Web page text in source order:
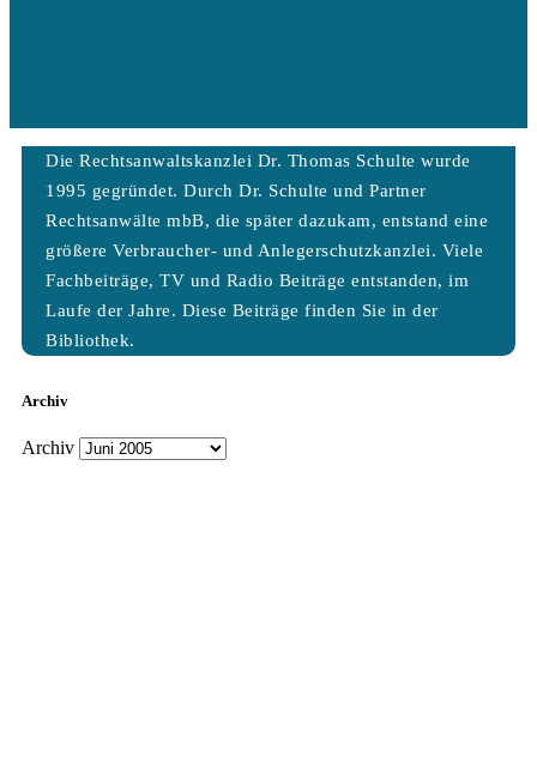
Die Rechtsanwaltskanzlei Dr. Thomas Schulte wurde
1995 gegründet. Durch Dr. Schulte und Partner
Rechtsanwälte mbB, die später dazukam, entstand eine
größere Verbraucher- und Anlegerschutzkanzlei. Viele
Fachbeiträge, TV und Radio Beiträge entstanden, im
Laufe der Jahre. Diese Beiträge finden Sie in der
Bibliothek.
Archiv
Archiv